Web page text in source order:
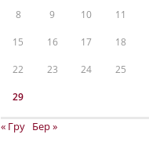
8 9 10 11
15 16 17 18
22 23 24 25
29
« Гру Бер »